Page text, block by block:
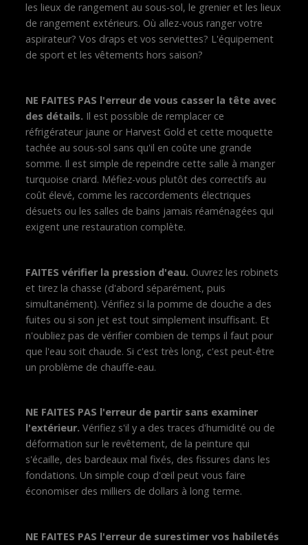
les lieux de rangement au sous-sol, le grenier et les lieux
de rangement extérieurs. Où allez-vous ranger votre
aspirateur? Vos draps et vos serviettes? L'équipement
de sport et les vêtements hors saison?
NE FAITES PAS l'erreur de vous casser la tête avec
des détails. Il est possible de remplacer ce
réfrigérateur jaune or Harvest Gold et cette moquette
tachée au sous-sol sans qu'il en coûte une grande
somme. Il est simple de repeindre cette salle à manger
turquoise criard. Méfiez-vous plutôt des correctifs au
coût élevé, comme les raccordements électriques
désuets ou les salles de bains jamais réaménagées qui
exigent une restauration complète.
FAITES vérifier la pression d'eau. Ouvrez les robinets
et tirez la chasse (d'abord séparément, puis
simultanément). Vérifiez si la pomme de douche a des
fuites ou si son jet est tout simplement insuffisant. Et
n'oubliez pas de vérifier combien de temps il faut pour
que l'eau soit chaude. Si c'est très long, c'est peut-être
un problème de chauffe-eau.
NE FAITES PAS l'erreur de partir sans examiner
l'extérieur. Vérifiez s'il y a des traces d'humidité ou de
déformation sur le revêtement, de la peinture qui
s'écaille, des bardeaux mal fixés, des fissures dans les
fondations. Un simple coup d'œil peut vous faire
économiser des milliers de dollars à long terme.
NE FAITES PAS l'erreur de surestimer vos habiletés